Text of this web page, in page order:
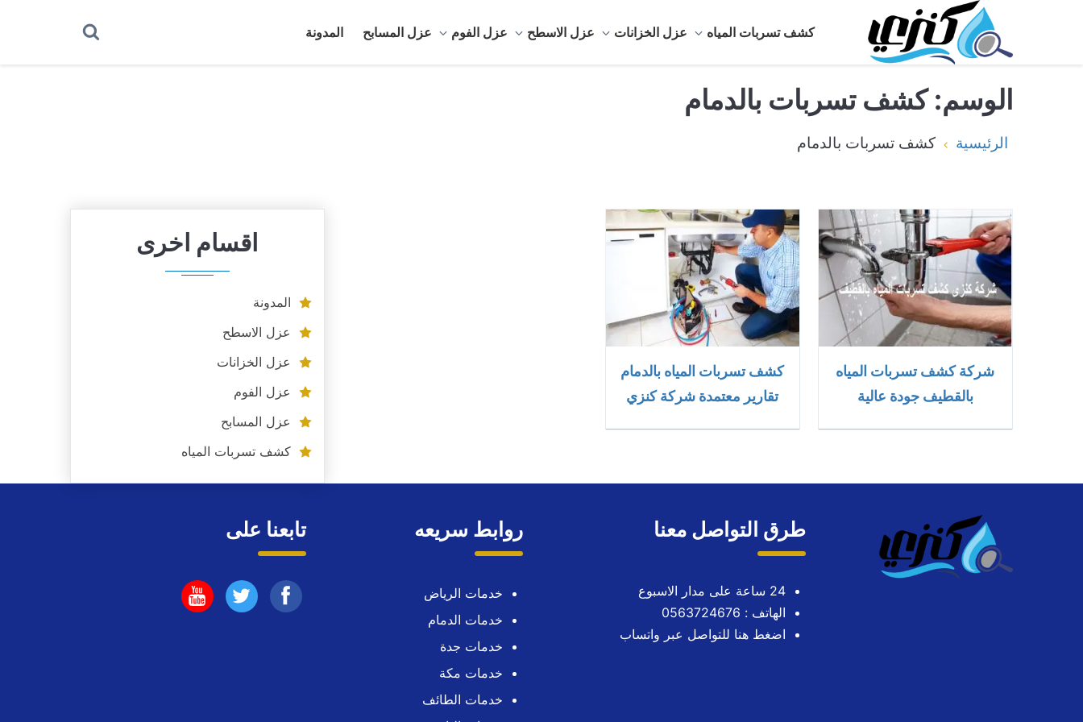
كشف تسربات المياه عزل الخزانات عزل الاسطح عزل الفوم عزل المسابح المدونة
الوسم:كشف تسربات بالدمام
الرئيسية كشف تسربات بالدمام
شركة كشف تسربات المياه
بالقطيف جودة عالية
كشف تسربات المياه بالدمام
تقارير معتمدة شركة كنزي
اقسام اخرى
المدونة
عزل الاسطح
عزل الخزانات
عزل الفوم
عزل المسابح
كشف تسربات المياه
طرق التواصل معنا
24 ساعة على مدار الاسبوع
الهاتف : 0563724676
اضغط هنا للتواصل عبر واتساب
روابط سريعه
خدمات الرياض
خدمات الدمام
خدمات جدة
خدمات مكة
خدمات الطائف
تابعنا على
تابعنا تابعنا تابعنا